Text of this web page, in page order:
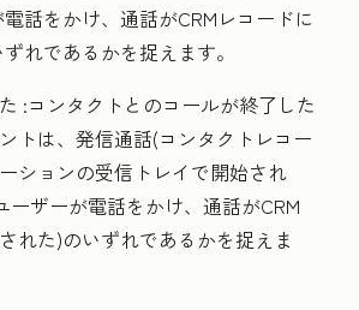
話をかけ、通話がCRMレコードに
れであるかを捉えます。
:コンタクトとのコールが終了した
トは、発信通話(コンタクトレコー
ションの受信トレイで開始され
ーザーが電話をかけ、通話がCRM
れた)のいずれであるかを捉えま